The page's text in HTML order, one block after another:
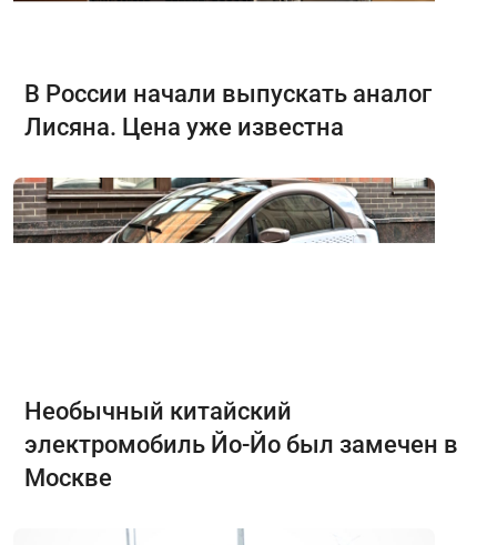
В России начали выпускать аналог
Лисяна. Цена уже известна
Необычный китайский
электромобиль Йо-Йо был замечен в
Москве